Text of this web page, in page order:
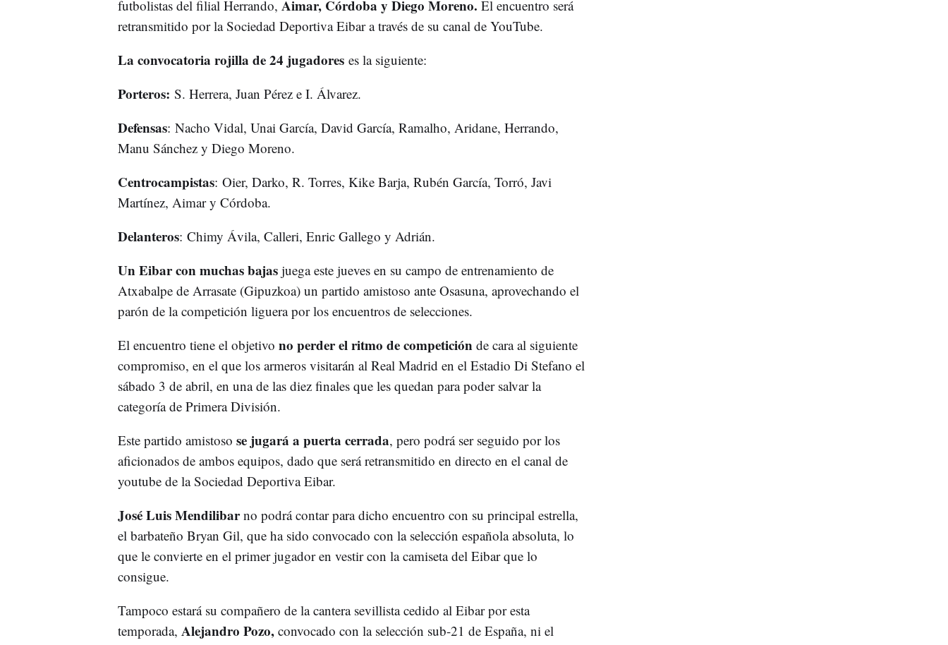
futbolistas del filial Herrando, Aimar, Córdoba y Diego Moreno. El encuentro será
retransmitido por la Sociedad Deportiva Eibar a través de su canal de YouTube.
La convocatoria rojilla de 24 jugadores es la siguiente:
Porteros: S. Herrera, Juan Pérez e I. Álvarez.
Defensas: Nacho Vidal, Unai García, David García, Ramalho, Aridane, Herrando,
Manu Sánchez y Diego Moreno.
Centrocampistas: Oier, Darko, R. Torres, Kike Barja, Rubén García, Torró, Javi
Martínez, Aimar y Córdoba.
Delanteros: Chimy Ávila, Calleri, Enric Gallego y Adrián.
Un Eibar con muchas bajasjuega este jueves en su campo de entrenamiento de
Atxabalpe de Arrasate (Gipuzkoa) un partido amistoso ante Osasuna, aprovechando el
parón de la competición liguera por los encuentros de selecciones.
El encuentro tiene el objetivo no perder el ritmo de competición de cara al siguiente
compromiso, en el que los armeros visitarán al Real Madrid en el Estadio Di Stefano el
sábado 3 de abril, en una de las diez finales que les quedan para poder salvar la
categoría de Primera División.
Este partido amistoso se jugará a puerta cerrada, pero podrá ser seguido por los
aficionados de ambos equipos, dado que será retransmitido en directo en el canal de
youtube de la Sociedad Deportiva Eibar.
José Luis Mendilibarno podrá contar para dicho encuentro con su principal estrella,
el barbateño Bryan Gil, que ha sido convocado con la selección española absoluta, lo
que le convierte en el primer jugador en vestir con la camiseta del Eibar que lo
consigue.
Tampoco estará su compañero de la cantera sevillista cedido al Eibar por esta
temporada, Alejandro Pozo,convocado con la selección sub-21 de España, ni el